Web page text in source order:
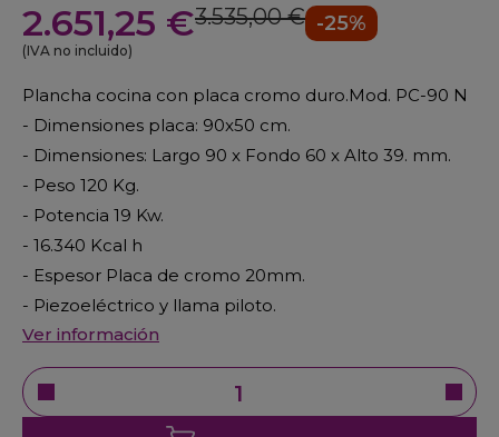
2.651,25 €3.535,00 € -25%
(IVA no incluido)
Plancha cocina con placa cromo duro.Mod. PC-90 N
- Dimensiones placa: 90x50 cm.
- Dimensiones: Largo 90 x Fondo 60 x Alto 39. mm.
- Peso 120 Kg.
- Potencia 19 Kw.
- 16.340 Kcal h
- Espesor Placa de cromo 20mm.
- Piezoeléctrico y llama piloto.
Ver información